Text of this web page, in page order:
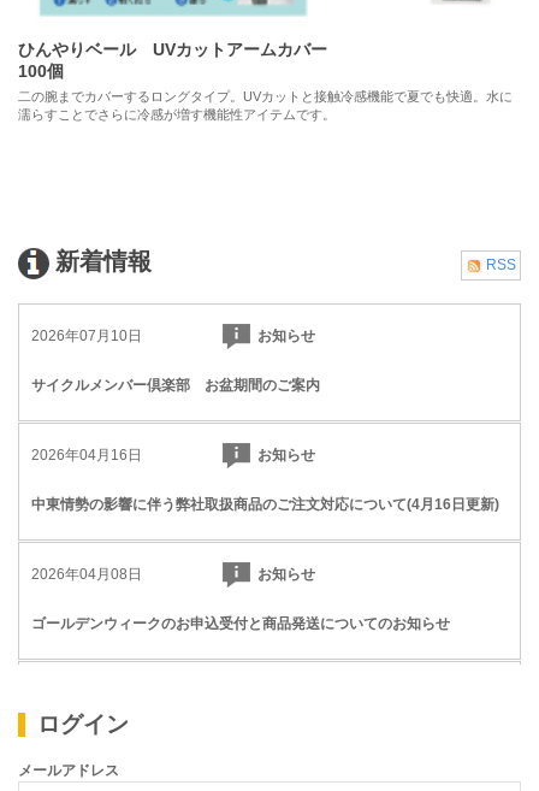
ひんやりベール UVカットアームカバー
100個
二の腕までカバーするロングタイプ。UVカットと接触冷感機能で夏でも快適。水に
濡らすことでさらに冷感が増す機能性アイテムです。
新着情報 RSS
2026年07月10日 お知らせ
サイクルメンバー倶楽部 お盆期間のご案内
2026年04月16日 お知らせ
中東情勢の影響に伴う弊社取扱商品のご注文対応について(4月16日更新)
2026年04月08日 お知らせ
ゴールデンウィークのお申込受付と商品発送についてのお知らせ
ログイン
メールアドレス